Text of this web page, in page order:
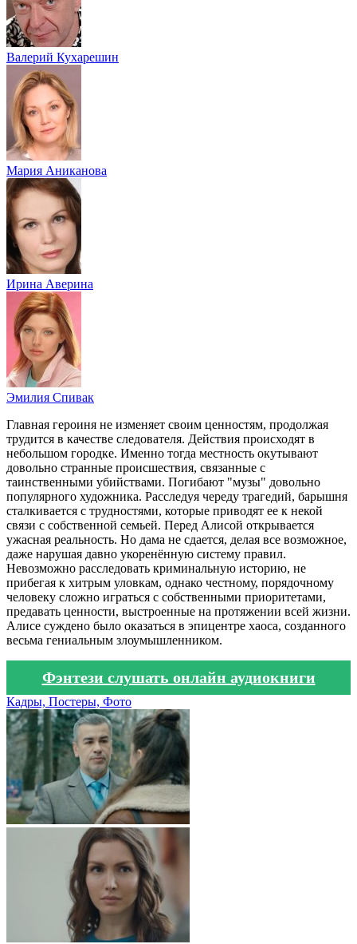
Валерий Кухарешин
Мария Аниканова
Ирина Аверина
Эмилия Спивак
Главная героиня не изменяет своим ценностям, продолжая
трудится в качестве следователя. Действия происходят в
небольшом городке. Именно тогда местность окутывают
довольно странные происшествия, связанные с
таинственными убийствами. Погибают "музы" довольно
популярного художника. Расследуя череду трагедий, барышня
сталкивается с трудностями, которые приводят ее к некой
связи с собственной семьей. Перед Алисой открывается
ужасная реальность. Но дама не сдается, делая все возможное,
даже нарушая давно укоренённую систему правил.
Невозможно расследовать криминальную историю, не
прибегая к хитрым уловкам, однако честному, порядочному
человеку сложно играться с собственными приоритетами,
предавать ценности, выстроенные на протяжении всей жизни.
Алисе суждено было оказаться в эпицентре хаоса, созданного
весьма гениальным злоумышленником.
Фэнтези слушать онлайн аудиокниги
Кадры, Постеры, Фото